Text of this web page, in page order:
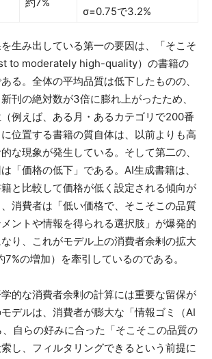
σ=0.75で3.2%
生み出している第一の要因は、「そこそ
to moderately high-quality）の書籍の
る。全体の平均品質は低下したものの、
刊の絶対数が3倍に膨れ上がったため、
例えば、ある月・あるカテゴリで200番
位置する書籍の質自体は、以前よりも高
な現象が発生している。そして第二の、
「価格の低下」である。AI生成書籍は、
と比較して価格が低く設定される傾向が
消費者は「低い価格で、そこそこの品質
ントや情報を得られる選択肢」が爆発的
り、これがモデル上の消費者余剰の拡大
7%の増加）を牽引しているのである。
的な消費者余剰の計算には重要な留保が
デルは、消費者が膨大な「情報ゴミ（AI
自らの好みに合った「そこそこの品質の
し、フィルタリングできるという前提に